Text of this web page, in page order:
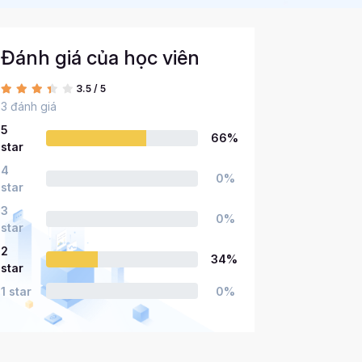
Đánh giá của học viên
3.5 / 5
3 đánh giá
5
star
66%
4
star
0%
3
star
0%
2
star
34%
1 star 0%